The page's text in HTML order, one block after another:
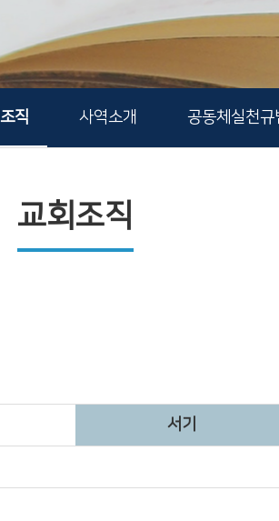
직 사역소개 공동체실천규
교회조직
서기